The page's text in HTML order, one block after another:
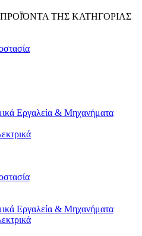
ΤΗΣ ΚΑΤΗΓΟΡΙΑΣ
Εργαλεία & Μηχανήματα
Εργαλεία & Μηχανήματα